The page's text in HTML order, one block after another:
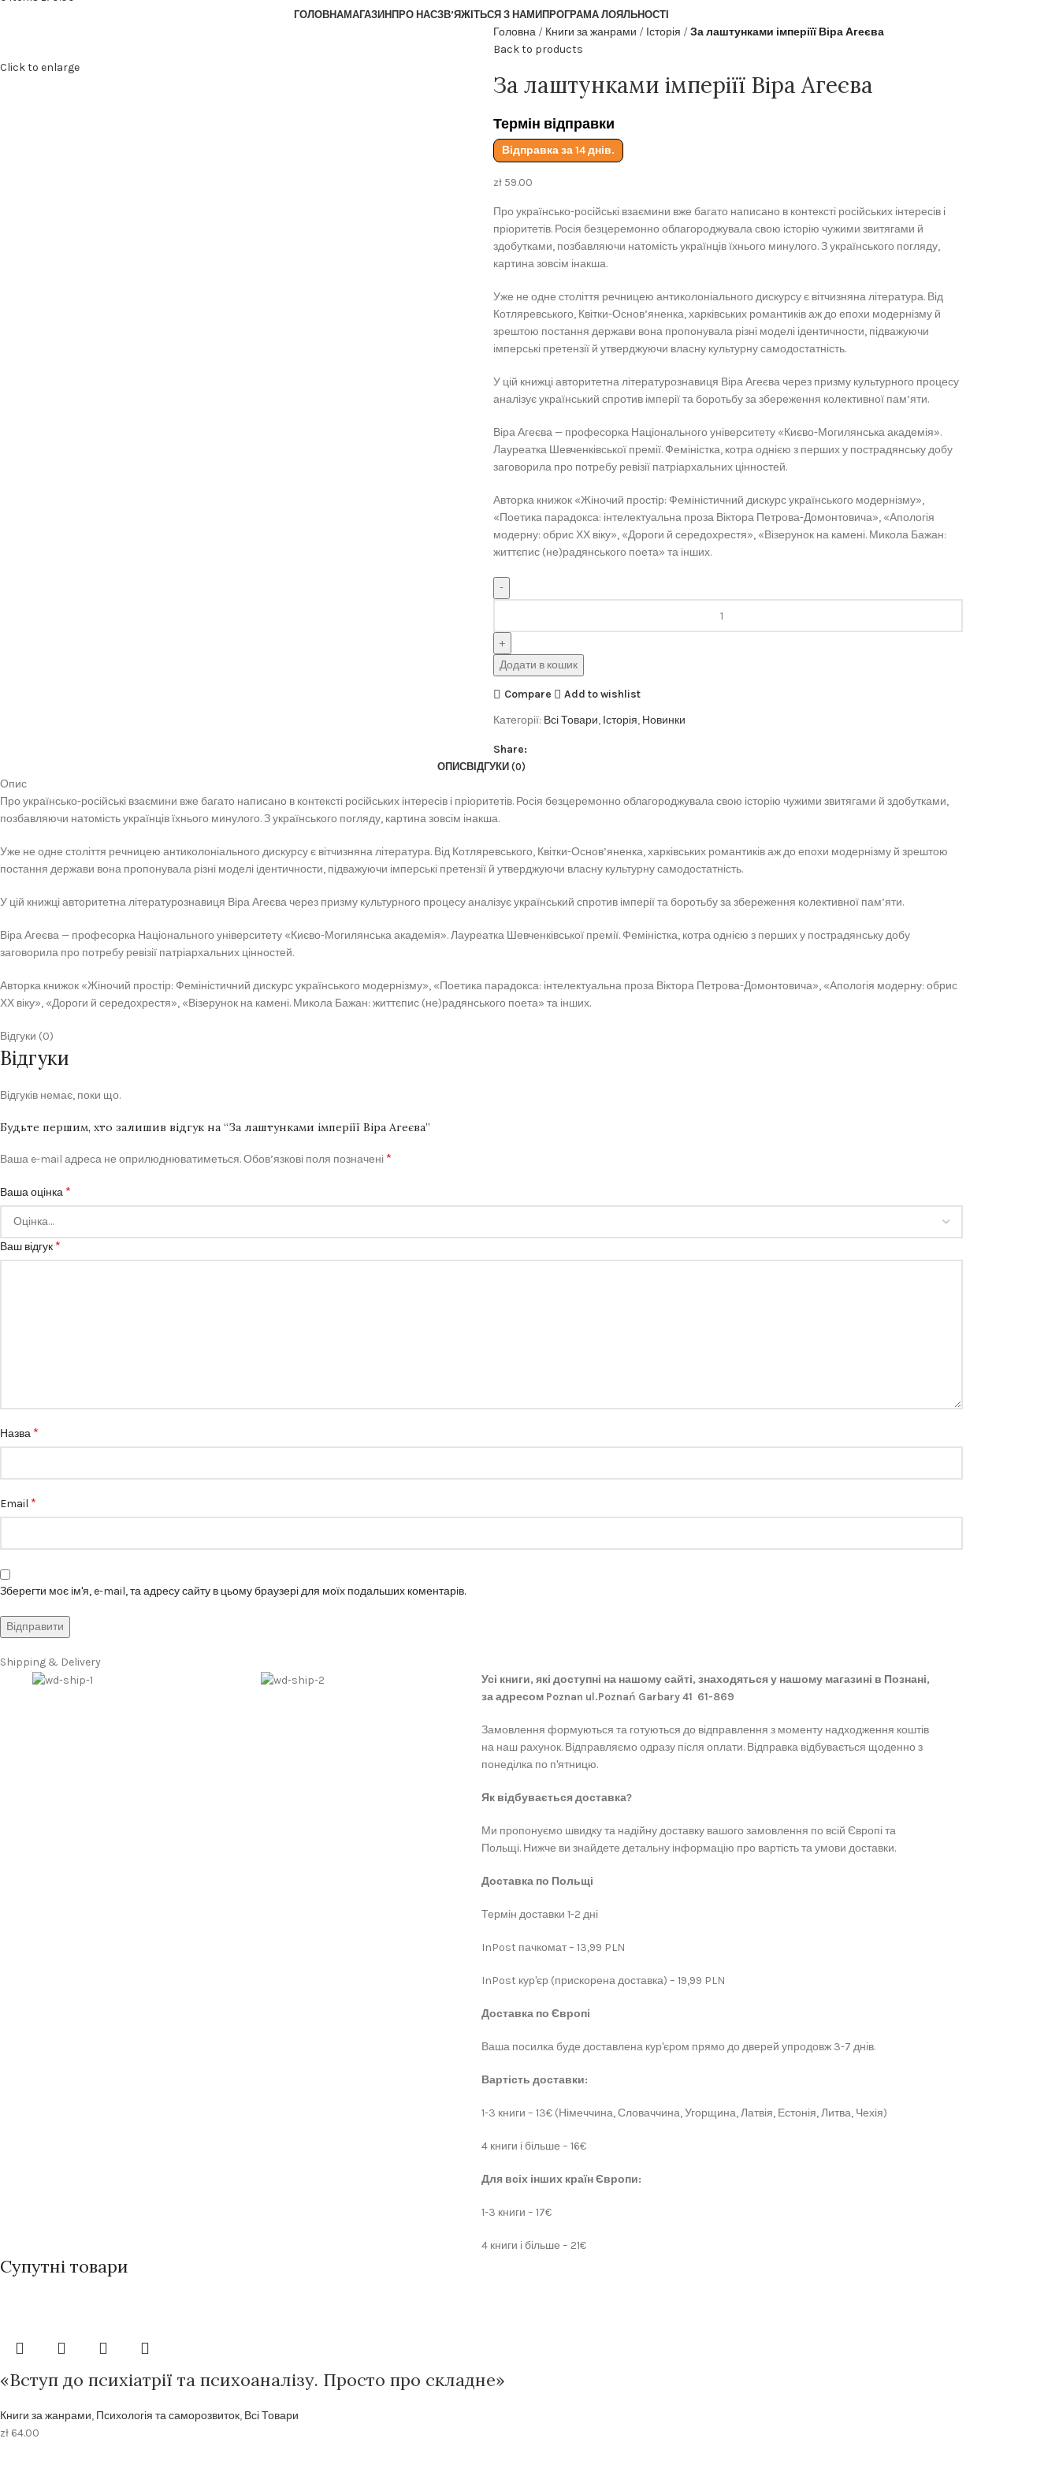
ГОЛОВНАМАГАЗИН ПРО НАСЗВ’ЯЖІТЬСЯ З НАМИ ПРОГРАМА ЛОЯЛЬНОСТІ
Click to enlarge
Головна Книги за жанрами Історія
За лаштунками імперіїї Віра Агеєва
Back to products
За лаштунками імперіїї Віра Агеєва
Термін відправки
Відправка за 14 днів.
zł59.00
Про українсько-російські взаємини вже багато написано в контексті російських інтересів і
пріоритетів. Росія безцеремонно облагороджувала свою історію чужими звитягами й
здобутками, позбавляючи натомість українців їхнього минулого. З українського погляду,
картина зовсім інакша.
Уже не одне століття речницею антиколоніального дискурсу є вітчизняна література. Від
Котляревського, Квітки-Основ’яненка, харківських романтиків аж до епохи модернізму й
зрештою постання держави вона пропонувала різні моделі ідентичности, підважуючи
імперські претензії й утверджуючи власну культурну самодостатність.
У цій книжці авторитетна літературознавиця Віра Агеєва через призму культурного процесу
аналізує український спротив імперії та боротьбу за збереження колективної пам’яти.
Віра Агеєва — професорка Національного університету «Києво-Могилянська академія».
Лауреатка Шевченківської премії. Феміністка, котра однією з перших у пострадянську добу
заговорила про потребу ревізії патріархальних цінностей.
Авторка книжок «Жіночий простір: Феміністичний дискурс українського модернізму»,
«Поетика парадокса: інтелектуальна проза Віктора Петрова-Домонтовича», «Апологія
модерну: обрис ХХ віку», «Дороги й середохрестя», «Візерунок на камені. Микола Бажан:
життєпис (не)радянського поета» та інших.
Додати в кошик
Compare
Add to wishlist
Категорії: Всі Товари, Історія, Новинки
Share:
ОПИСВІДГУКИ (0)
Опис
Про українсько-російські взаємини вже багато написано в контексті російських інтересів і пріоритетів. Росія безцеремонно облагороджувала свою історію чужими звитягами й здобутками,
позбавляючи натомість українців їхнього минулого. З українського погляду, картина зовсім інакша.
Уже не одне століття речницею антиколоніального дискурсу є вітчизняна література. Від Котляревського, Квітки-Основ’яненка, харківських романтиків аж до епохи модернізму й зрештою
постання держави вона пропонувала різні моделі ідентичности, підважуючи імперські претензії й утверджуючи власну культурну самодостатність.
У цій книжці авторитетна літературознавиця Віра Агеєва через призму культурного процесу аналізує український спротив імперії та боротьбу за збереження колективної пам’яти.
Віра Агеєва — професорка Національного університету «Києво-Могилянська академія». Лауреатка Шевченківської премії. Феміністка, котра однією з перших у пострадянську добу
заговорила про потребу ревізії патріархальних цінностей.
Авторка книжок «Жіночий простір: Феміністичний дискурс українського модернізму», «Поетика парадокса: інтелектуальна проза Віктора Петрова-Домонтовича», «Апологія модерну: обрис
ХХ віку», «Дороги й середохрестя», «Візерунок на камені. Микола Бажан: життєпис (не)радянського поета» та інших.
Відгуки (0)
Відгуки
Відгуків немає, поки що.
Будьте першим, хто залишив відгук на “За лаштунками імперіїї Віра Агеєва”
Ваша e-mail адреса не оприлюднюватиметься.Обов’язкові поля позначені *
Ваша оцінка *
Ваш відгук *
Назва *
Email *
Зберегти моє ім'я, e-mail, та адресу сайту в цьому браузері для моїх подальших коментарів.
Shipping & Delivery
Усі книги, які доступні на нашому сайті, знаходяться у нашому магазині в Познані,
за адресом Poznan ul.Poznań Garbary 41 61-869
Замовлення формуються та готуються до відправлення з моменту надходження коштів
на наш рахунок. Відправляємо одразу після оплати. Відправка відбувається щоденно з
понеділка по п'ятницю.
Як відбувається доставка?
Ми пропонуємо швидку та надійну доставку вашого замовлення по всій Європі та
Польщі. Нижче ви знайдете детальну інформацію про вартість та умови доставки.
Доставка по Польщі
Термін доставки 1-2 дні
InPost пачкомат – 13,99 PLN
InPost кур'єр (прискорена доставка) – 19,99 PLN
Доставка по Європі
Ваша посилка буде доставлена кур'єром прямо до дверей упродовж 3-7 днів.
Вартість доставки:
1-3 книги – 13€ (Німеччина, Словаччина, Угорщина, Латвія, Естонія, Литва, Чехія)
4 книги і більше – 16€
Для всіх інших країн Європи:
1-3 книги – 17€
4 книги і більше – 21€
Супутні товари
«Вступ до психіатрії та психоаналізу. Просто про складне»
Книги за жанрами, Психологія та саморозвиток, Всі Товари
zł 64.00